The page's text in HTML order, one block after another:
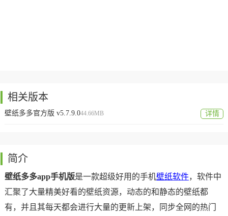
相关版本
壁纸多多官方版 v5.7.9.044.66MB 详情
简介
壁纸多多app手机版是一款超级好用的手机壁纸软件，软件中
汇聚了大量精美好看的壁纸资源，动态的和静态的壁纸都
有，并且其每天都会进行大量的更新上架，同步全网的热门